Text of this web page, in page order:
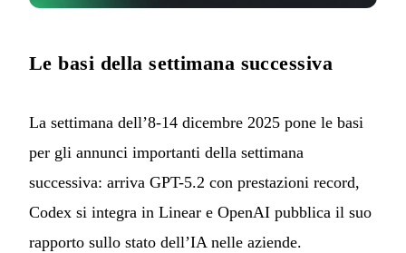
Le basi della settimana successiva
La settimana dell’8-14 dicembre 2025 pone le basi
per gli annunci importanti della settimana
successiva: arriva GPT-5.2 con prestazioni record,
Codex si integra in Linear e OpenAI pubblica il suo
rapporto sullo stato dell’IA nelle aziende.